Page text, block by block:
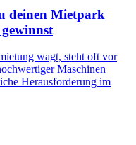
deinen Mietpark
wagt, steht oft vor
Maschinen
Herausforderung im